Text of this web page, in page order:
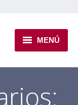
MENÚ